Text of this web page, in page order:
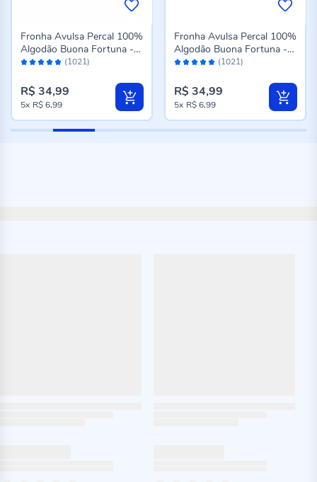
Avaliação: (1021)
Fronha Avulsa Percal 100%
Algodão Buona Fortuna -
Branco
R$ 34,99
5x R$ 6,99
Avaliação: (1021)
Fronha Avulsa Percal 100%
Algodão Buona Fortuna -
Azul
R$ 34,99
5x R$ 6,99